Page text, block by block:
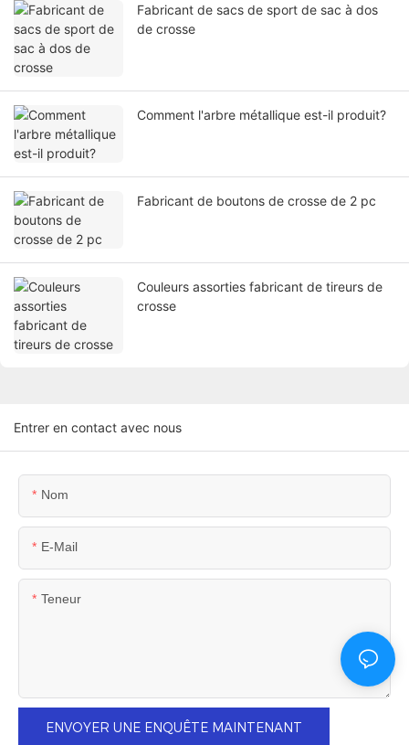
Fabricant de sacs de sport de sac à dos
de crosse
Comment l'arbre métallique est-il produit?
Fabricant de boutons de crosse de 2 pc
Couleurs assorties fabricant de tireurs de
crosse
Entrer en contact avec nous
Nom
E-Mail
Teneur
ENVOYER UNE ENQUÊTE MAINTENANT